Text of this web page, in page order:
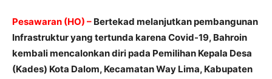
Pesawaran (HO) – Bertekad melanjutkan pembangunan
Infrastruktur yang tertunda karena Covid-19, Bahroin
kembali mencalonkan diri pada Pemilihan Kepala Desa
(Kades) Kota Dalom, Kecamatan Way Lima, Kabupaten